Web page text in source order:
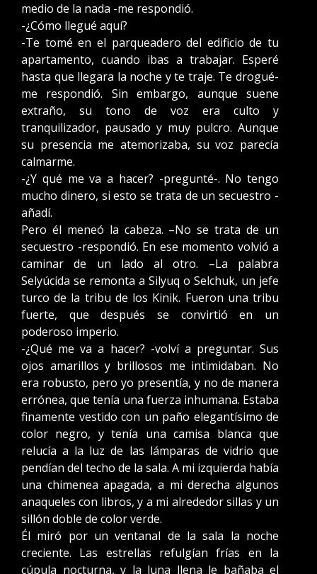
medio de la nada -me respondió.
-¿Cómo llegué aquí?
-Te tomé en el parqueadero del edificio de tu
apartamento, cuando ibas a trabajar. Esperé
hasta que llegara la noche y te traje. Te drogué-
me respondió. Sin embargo, aunque suene
extraño, su tono de voz era culto y
tranquilizador, pausado y muy pulcro. Aunque
su presencia me atemorizaba, su voz parecía
calmarme.
-¿Y qué me va a hacer? -pregunté-. No tengo
mucho dinero, si esto se trata de un secuestro -
añadí.
Pero él meneó la cabeza. –No se trata de un
secuestro -respondió. En ese momento volvió a
caminar de un lado al otro. –La palabra
Selyúcida se remonta a Silyuq o Selchuk, un jefe
turco de la tribu de los Kinik. Fueron una tribu
fuerte, que después se convirtió en un
poderoso imperio.
-¿Qué me va a hacer? -volví a preguntar. Sus
ojos amarillos y brillosos me intimidaban. No
era robusto, pero yo presentía, y no de manera
errónea, que tenía una fuerza inhumana. Estaba
finamente vestido con un paño elegantísimo de
color negro, y tenía una camisa blanca que
relucía a la luz de las lámparas de vidrio que
pendían del techo de la sala. A mi izquierda había
una chimenea apagada, a mi derecha algunos
anaqueles con libros, y a mi alrededor sillas y un
sillón doble de color verde.
Él miró por un ventanal de la sala la noche
creciente. Las estrellas refulgían frías en la
cúpula nocturna, y la luna llena le bañaba el